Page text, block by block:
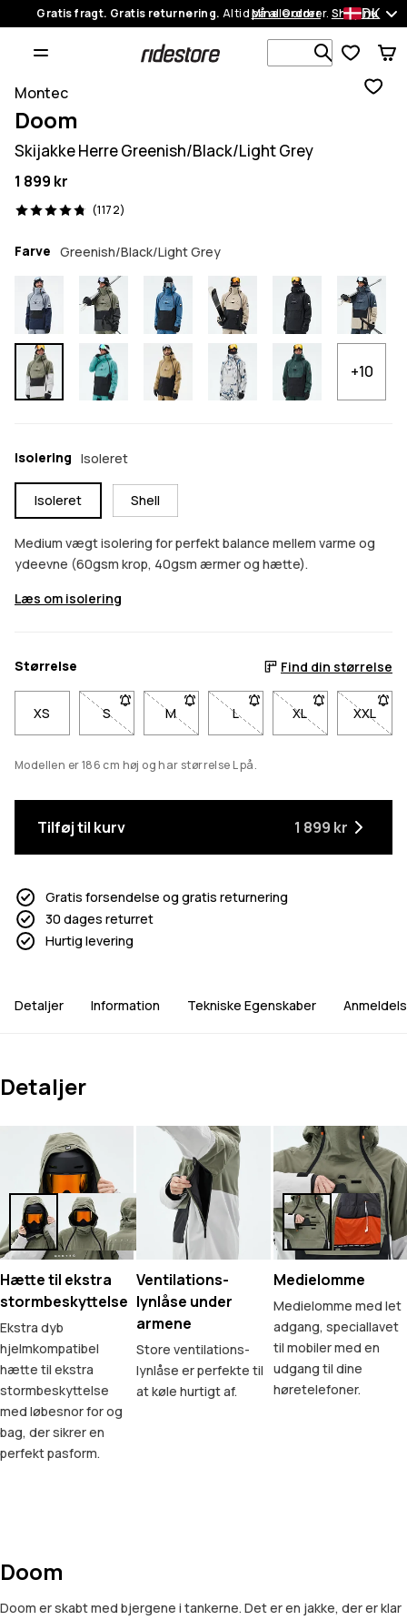
Gratis fragt. Gratis returnering. Altid på alle ordrer. Shop nu
Mine Ordrer DK
Søg i 1
Montec
Doom
Skijakke Herre Greenish/Black/Light Grey
1 899 kr
(1172)
1172 anmeldelser, 4.8/5
Farve Greenish/Black/Light Grey
+10
Isolering Isoleret
Isoleret Shell
Medium vægt isolering for perfekt balance mellem varme og
ydeevne (60gsm krop, 40gsm ærmer og hætte).
Læs om isolering
Størrelse Find din størrelse
XS S- Størrelse S er ikke tilgængelig. Klik for at blive
M- Størrelse M er ikke tilgængelig. Klik
L- Størrelse L er ikke
XL- Størrelse XL er
XXL
-
Modellen er 186 cm høj og har størrelse L på.
Tilføj til kurv 1 899 kr
Gratis forsendelse og gratis returnering
30 dages returret
Hurtig levering
Detaljer Information Tekniske Egenskaber
Detaljer
Hætte til ekstra
stormbeskyttelse
Ekstra dyb
hjelmkompatibel
hætte til ekstra
stormbeskyttelse
med løbesnor for og
bag, der sikrer en
perfekt pasform.
Ventilations-
lynlåse under
armene
Store ventilations-
lynlåse er perfekte til
at køle hurtigt af.
Medielomme
Medielomme med let
adgang, speciallavet
til mobiler med en
udgang til dine
høretelefoner.
Doom
Doom er skabt med bjergene i tankerne. Det er en jakke, der er klar